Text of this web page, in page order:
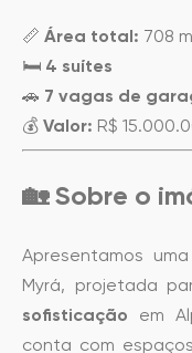
📏 Área total: 708
🛏️ 4 suítes
🚗 7 vagas de
💰 Valor: R$
🏡 Sobre o
Apresentamos uma
Myrá, projetada
sofisticação em
conta com